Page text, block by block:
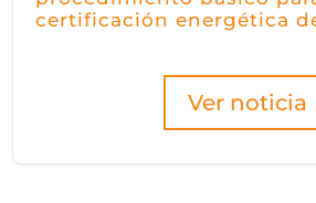
certificación energética
Ver noticia